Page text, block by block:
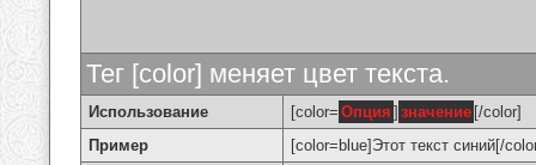
Тег [color] меняет цвет текста.
Использование [color= Опция ] значение [/color]
Пример
[color=blue]Этот текст синий[/